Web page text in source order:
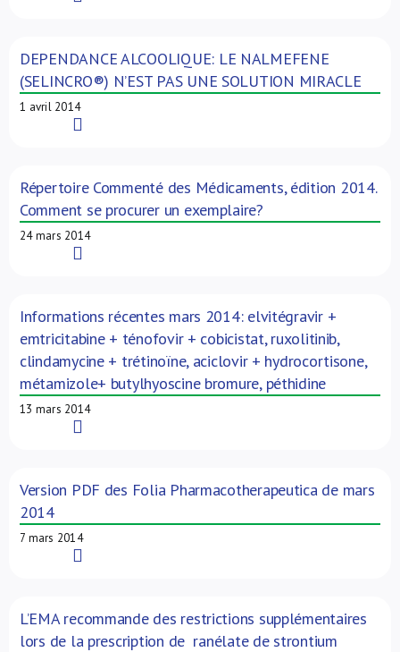
DEPENDANCE ALCOOLIQUE: LE NALMEFENE
(SELINCRO®) N’EST PAS UNE SOLUTION MIRACLE
1 avril 2014
Répertoire Commenté des Médicaments, édition 2014.
Comment se procurer un exemplaire?
24 mars 2014
Informations récentes mars 2014: elvitégravir +
emtricitabine + ténofovir + cobicistat, ruxolitinib,
clindamycine + trétinoïne, aciclovir + hydrocortisone,
métamizole+ butylhyoscine bromure, péthidine
13 mars 2014
Version PDF des Folia Pharmacotherapeutica de mars
2014
7 mars 2014
L’EMA recommande des restrictions supplémentaires
lors de la prescription de ranélate de strontium